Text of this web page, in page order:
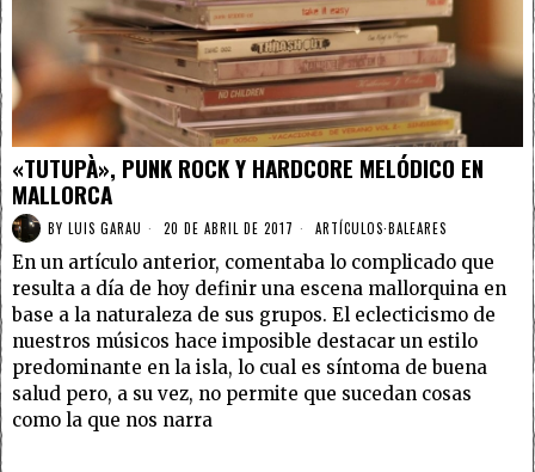
«TUTUPÀ», PUNK ROCK Y HARDCORE MELÓDICO EN
MALLORCA
BY LUIS GARAU 20 DE ABRIL DE 2017 ARTÍCULOS·BALEARES
En un artículo anterior, comentaba lo complicado que
resulta a día de hoy definir una escena mallorquina en
base a la naturaleza de sus grupos. El eclecticismo de
nuestros músicos hace imposible destacar un estilo
predominante en la isla, lo cual es síntoma de buena
salud pero, a su vez, no permite que sucedan cosas
como la que nos narra